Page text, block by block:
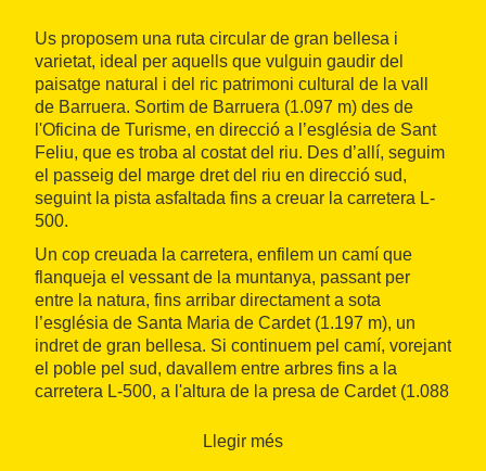
Us proposem una ruta circular de gran bellesa i
varietat, ideal per aquells que vulguin gaudir del
paisatge natural i del ric patrimoni cultural de la vall
de Barruera. Sortim de Barruera (1.097 m) des de
l'Oficina de Turisme, en direcció a l’església de Sant
Feliu, que es troba al costat del riu. Des d’allí, seguim
el passeig del marge dret del riu en direcció sud,
seguint la pista asfaltada fins a creuar la carretera L-
500.
Un cop creuada la carretera, enfilem un camí que
flanqueja el vessant de la muntanya, passant per
entre la natura, fins arribar directament a sota
l’església de Santa Maria de Cardet (1.197 m), un
indret de gran bellesa. Si continuem pel camí, vorejant
el poble pel sud, davallem entre arbres fins a la
carretera L-500, a l'altura de la presa de Cardet (1.088
penjat sobre el riu Noguera de Tor.
Llegir més